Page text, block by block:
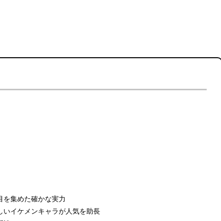
を集めた確かな実力
イケメンキャラが人気を助長